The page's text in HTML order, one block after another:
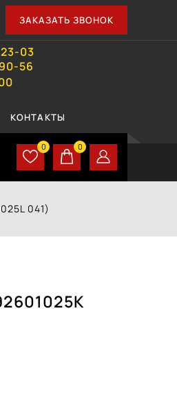
ЗАКАЗАТЬ ЗВОНОК
03
56
КОНТАКТЫ
0 0
041)